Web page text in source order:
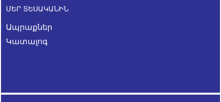
ՄԵՐ ՏԵՍԱԿԱՆԻՆ
Ապրաքներ
Կատալոգ